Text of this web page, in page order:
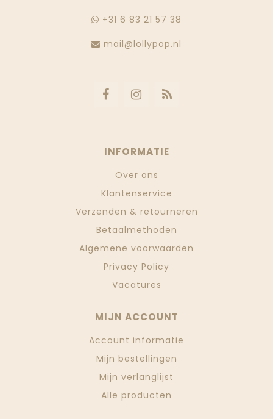
+31 6 83 21 57 38
mail@lollypop.nl
INFORMATIE
Over ons
Klantenservice
Verzenden & retourneren
Betaalmethoden
Algemene voorwaarden
Privacy Policy
Vacatures
MIJN ACCOUNT
Account informatie
Mijn bestellingen
Mijn verlanglijst
Alle producten